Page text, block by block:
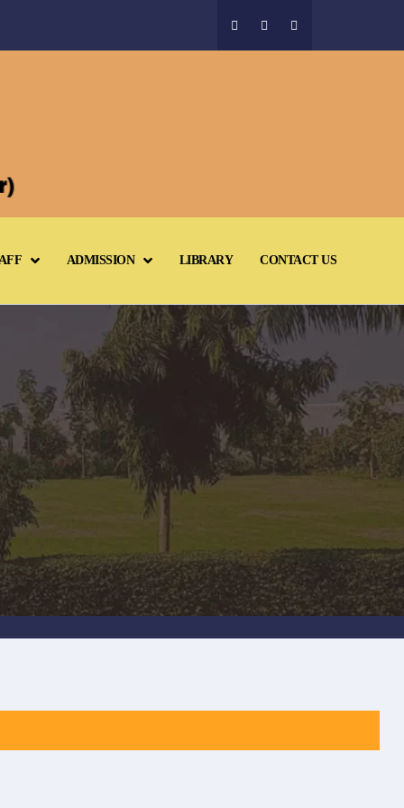
ADMISSION LIBRARY CONTACT US